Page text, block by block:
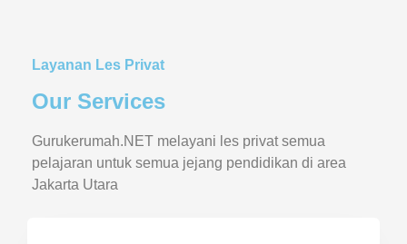
Layanan Les Privat
Our Services
Gurukerumah.NET melayani les privat semua
pelajaran untuk semua jejang pendidikan di area
Jakarta Utara